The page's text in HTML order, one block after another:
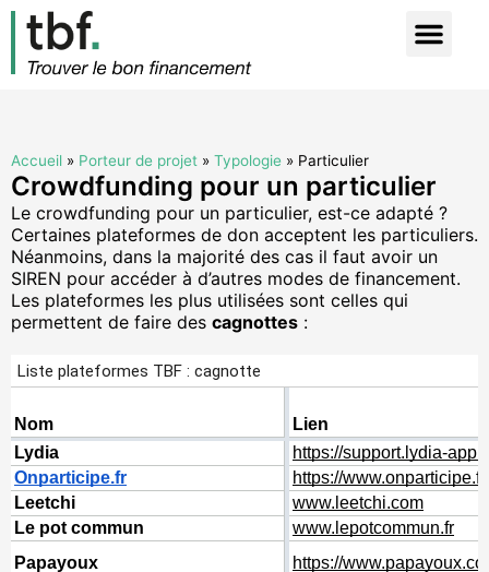
Accueil » Porteur de projet » Typologie » Particulier
Crowdfunding pour un particulier
Le crowdfunding pour un particulier, est-ce adapté ?
Certaines plateformes de don acceptent les particuliers.
Néanmoins, dans la majorité des cas il faut avoir un
SIREN pour accéder à d’autres modes de financement.
Les plateformes les plus utilisées sont celles qui
permettent de faire des cagnottes :